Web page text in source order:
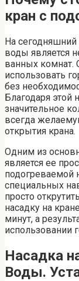
кран с
На сегодняшний
воды является
ванных комнат.
использовать
без
Благодаря этой
значительное
всегда
открытия крана.
Одним из
является ее
подогреваемой
специальных
просто
насадку на
минут, а
использовании
Насадка
Воды.